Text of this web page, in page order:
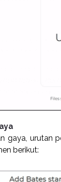
gaya, urutan
berikut: